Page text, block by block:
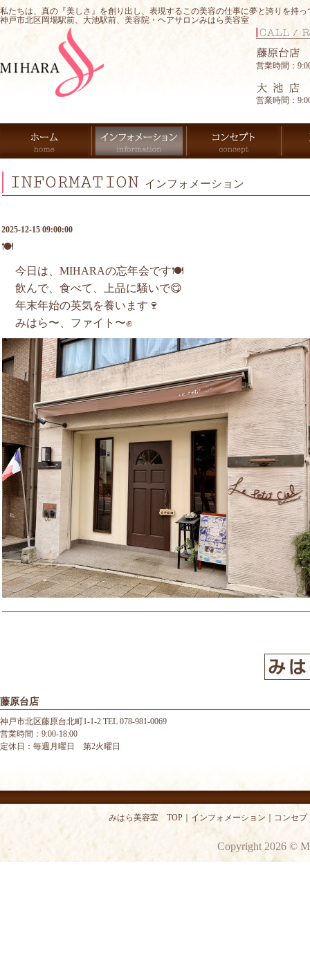
私たちは、真の『美しさ』を創り出し、表現するこの美容の仕事に夢と誇りを持
神戸市北区岡場駅前、大池駅前、美容院・ヘアサロンみはら美容室
営業時間：
営業時間：
INFORMATION インフォメーション
2025-12-15 09:00:00
🍽️
今日は、MIHARAの忘年会です🍽️
飲んで、食べて、上品に騒いで😋
年末年始の英気を養います🍷
みはら〜、ファイト〜✊
藤原台店
神戸市北区藤原台北町1-1-2 TEL 078-981-0069
営業時間：9:00-18:00
定休日：毎週月曜日 第2火曜日
みはら美容室 TOP インフォメーション コンセプ
Copyright 2026 ©